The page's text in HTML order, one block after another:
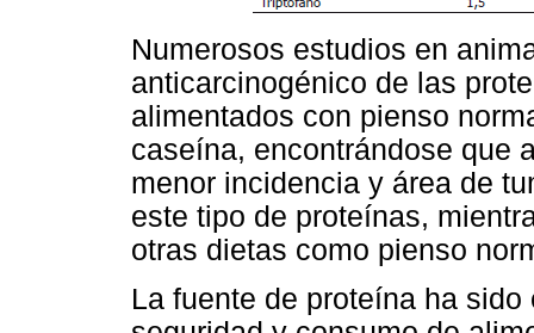
Numerosos estudios en
anticarcinogénico de las
alimentados con pienso
caseína, encontrándose que
menor incidencia y área de
este tipo de proteínas,
otras dietas como pienso
La fuente de proteína ha